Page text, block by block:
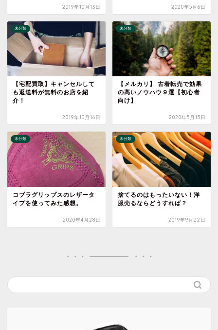
2019年10月13日 2020年5月6日
未分類
【宅配買取】キャンセルして
も返送料が無料のお店を紹
介！
2019年10月16日
未分類
【メルカリ】 古着転売で効果
の高いノウハウ９選【初心者
向け】
2020年5月15日
未分類
コブラグリップスのレザータ
イプを使ってみた感想。
2020年4月28日
未分類
捨てるのはもったいない！洋
服売るならどうすれば？
2019年9月22日